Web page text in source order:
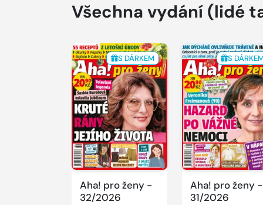
Všechna vydání (lidé
S DÁRKEM
Aha! pro ženy -
32/2026
S
Aha! pro ženy -
31/2026